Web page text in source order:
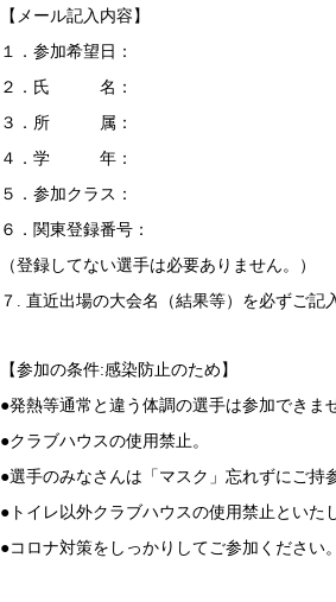
【メール記入内容】
１．参加希望日：
２．氏 名：
３．所 属：
４．学 年：
５．参加クラス：
６．関東登録番号：
（登録してない選手は必要ありません。）
７. 直近出場の大会名（結果等）を必ずご記
【参加の条件:感染防止のため】
●発熱等通常と違う体調の選手は参加できま
●クラブハウスの使用禁止。
●選手のみなさんは「マスク」忘れずにご持
●トイレ以外クラブハウスの使用禁止といた
●コロナ対策をしっかりしてご参加ください。